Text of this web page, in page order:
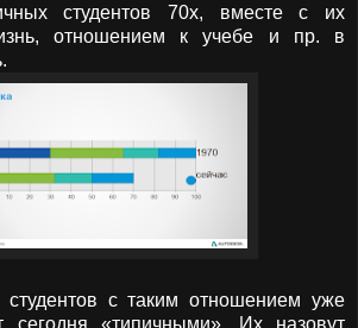
студентов 70х, вместе с их
отношением к учебе и пр. в
студентов с таким отношением уже
сегодня «типичными». Их назовут